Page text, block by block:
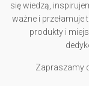
się wiedzą,
ważne i
produkty i
Zapraszamy